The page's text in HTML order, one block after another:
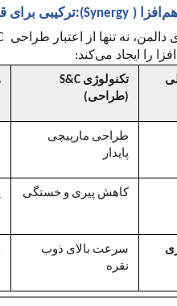
:(Synergyترکیبی برای
دالمن، نه تنها از اعتبار طراحی
را ایجاد می‌کند:
تکنولوژی S&C
)طراحی)
طراحی مارپیچی
پایدار
کاهش پیری و خستگی
سرعت بالای ذوب
نقره